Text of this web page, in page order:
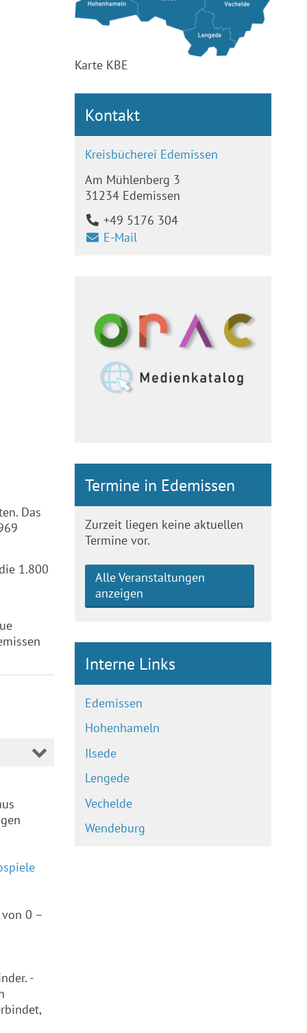
Das
1.800
0 –
-
Karte KBE
Kontakt
Kreisbücherei Edemissen
Am Mühlenberg 3
31234 Edemissen
+49 5176 304
E-Mail
Termine in Edemissen
Zurzeit liegen keine aktuellen
Termine vor.
Alle Veranstaltungen
anzeigen
Interne Links
Edemissen
Hohenhameln
Ilsede
Lengede
Vechelde
Wendeburg